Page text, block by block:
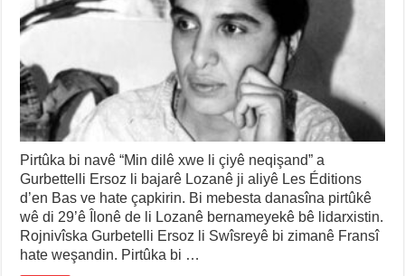
Pirtûka bi navê “Min dilê xwe li çiyê neqişand” a
Gurbettelli Ersoz li bajarê Lozanê ji aliyê Les Éditions
d’en Bas ve hate çapkirin. Bi mebesta danasîna pirtûkê
wê di 29’ê Îlonê de li Lozanê bernameyekê bê lidarxistin.
Rojnivîska Gurbetelli Ersoz li Swîsreyê bi zimanê Fransî
hate weşandin. Pirtûka bi …